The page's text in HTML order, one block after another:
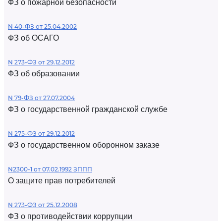
ФЗ о пожарной безопасности
N 40-ФЗ от 25.04.2002
ФЗ об ОСАГО
N 273-ФЗ от 29.12.2012
ФЗ об образовании
N 79-ФЗ от 27.07.2004
ФЗ о государственной гражданской службе
N 275-ФЗ от 29.12.2012
ФЗ о государственном оборонном заказе
N2300-1 от 07.02.1992 ЗППП
О защите прав потребителей
N 273-ФЗ от 25.12.2008
ФЗ о противодействии коррупции